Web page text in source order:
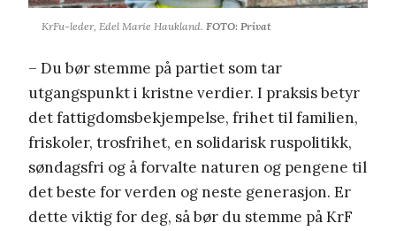
KrFu-leder, Edel Marie Haukland. FOTO: Privat
– Du bør stemme på partiet som tar
utgangspunkt i kristne verdier. I praksis betyr
det fattigdomsbekjempelse, frihet til familien,
friskoler, trosfrihet, en solidarisk ruspolitikk,
søndagsfri og å forvalte naturen og pengene til
det beste for verden og neste generasjon. Er
dette viktig for deg, så bør du stemme på KrF